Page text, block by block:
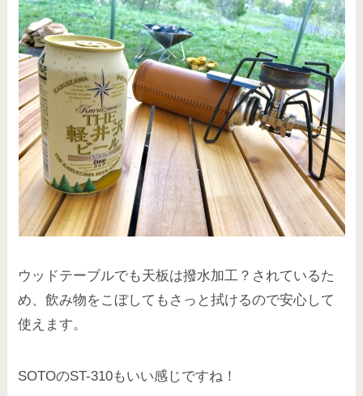
ウッドテーブルでも天板は撥水加工？されているた
め、飲み物をこぼしてもさっと拭けるので安心して
使えます。
SOTOのST-310もいい感じですね！